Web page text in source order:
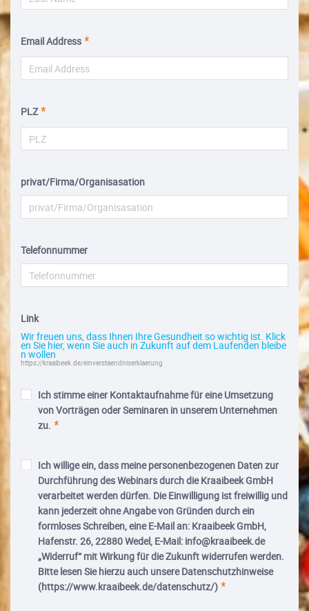
Email Address
PLZ
privat/Firma/Organisasation
Telefonnummer
Link
Wir freuen uns, dass Ihnen Ihre Gesundheit so wichtig ist. Klick
en Sie hier, wenn Sie auch in Zukunft auf dem Laufenden bleibe
n wollen
https://kraaibeek.de/einverstaendniserklaerung
Ich stimme einer Kontaktaufnahme für eine Umsetzung
von Vorträgen oder Seminaren in unserem Unternehmen
zu.
Ich willige ein, dass meine personenbezogenen Daten zur
Durchführung des Webinars durch die Kraaibeek GmbH
verarbeitet werden dürfen. Die Einwilligung ist freiwillig und
kann jederzeit ohne Angabe von Gründen durch ein
formloses Schreiben, eine E-Mail an: Kraaibeek GmbH,
Hafenstr. 26, 22880 Wedel, E-Mail: info@kraaibeek.de
„Widerruf“ mit Wirkung für die Zukunft widerrufen werden.
Bitte lesen Sie hierzu auch unsere Datenschutzhinweise
(https://www.kraaibeek.de/datenschutz/)